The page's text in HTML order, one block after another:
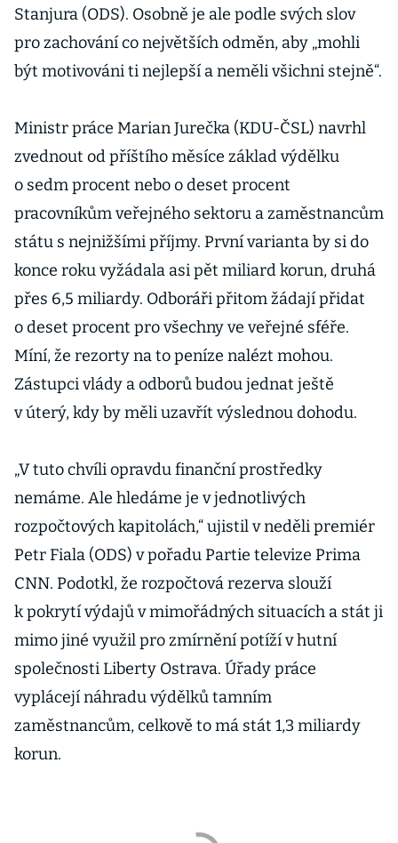
Stanjura (ODS). Osobně je ale podle svých slov
pro zachování co největších odměn, aby „mohli
být motivováni ti nejlepší a neměli všichni stejně“.
Ministr práce Marian Jurečka (KDU-ČSL) navrhl
zvednout od příštího měsíce základ výdělku
o sedm procent nebo o deset procent
pracovníkům veřejného sektoru a zaměstnancům
státu s nejnižšími příjmy. První varianta by si do
konce roku vyžádala asi pět miliard korun, druhá
přes 6,5 miliardy. Odboráři přitom žádají přidat
o deset procent pro všechny ve veřejné sféře.
Míní, že rezorty na to peníze nalézt mohou.
Zástupci vlády a odborů budou jednat ještě
v úterý, kdy by měli uzavřít výslednou dohodu.
„V tuto chvíli opravdu finanční prostředky
nemáme. Ale hledáme je v jednotlivých
rozpočtových kapitolách,“ ujistil v neděli premiér
Petr Fiala (ODS) v pořadu Partie televize Prima
CNN. Podotkl, že rozpočtová rezerva slouží
k pokrytí výdajů v mimořádných situacích a stát ji
mimo jiné využil pro zmírnění potíží v hutní
společnosti Liberty Ostrava. Úřady práce
vyplácejí náhradu výdělků tamním
zaměstnancům, celkově to má stát 1,3 miliardy
korun.